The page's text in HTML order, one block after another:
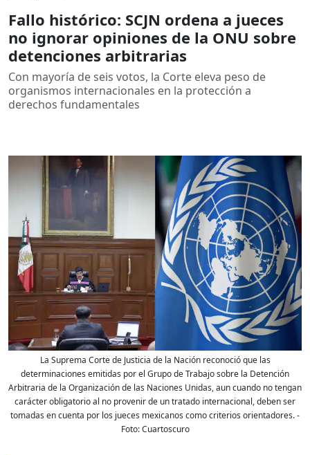
Fallo histórico: SCJN ordena a jueces
no ignorar opiniones de la ONU sobre
detenciones arbitrarias
Con mayoría de seis votos, la Corte eleva peso de
organismos internacionales en la protección a
derechos fundamentales
La Suprema Corte de Justicia de la Nación reconoció que las
determinaciones emitidas por el Grupo de Trabajo sobre la Detención
Arbitraria de la Organización de las Naciones Unidas, aun cuando no tengan
carácter obligatorio al no provenir de un tratado internacional, deben ser
tomadas en cuenta por los jueces mexicanos como criterios orientadores.-
Foto:Cuartoscuro